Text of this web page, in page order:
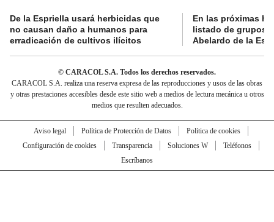
De la Espriella usará herbicidas que
no causan daño a humanos para
erradicación de cultivos ilícitos
En las próximas
listado de grupos
Abelardo de la
© CARACOL S.A. Todos los derechos reservados.
CARACOL S.A. realiza una reserva expresa de las reproducciones y usos de las obras
y otras prestaciones accesibles desde este sitio web a medios de lectura mecánica u otros
medios que resulten adecuados.
Aviso legal Política de Protección de Datos
Política de cookies
Configuración de cookies
Transparencia Soluciones W
Teléfonos
Escríbanos